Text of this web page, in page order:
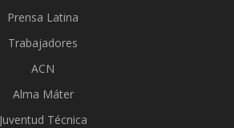
Prensa Latina
Trabajadores
ACN
Alma Máter
Juventud Técnica